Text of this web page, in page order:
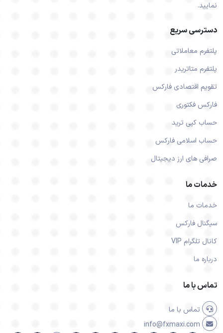
نمایید.
دسترسی سریع
پلتفرم معاملاتی
پلتفرم متاتریدر
تقویم اقتصادی فارکس
فارکس فکتوری
حساب کپی ترید
حساب اسلامی فارکس
صرافی های ارز دیجیتال
خدمات ما
خدمات ما
سیگنال فارکس
کانال تلگرام VIP
درباره ما
تماس با ما
تماس با ما